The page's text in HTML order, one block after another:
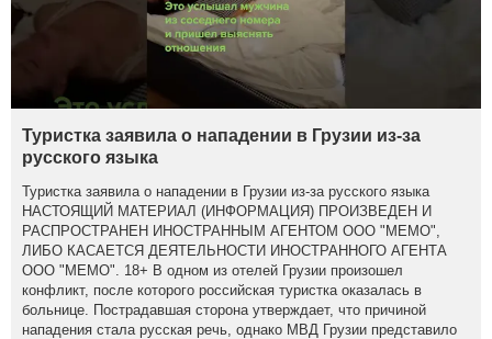
Туристка заявила о нападении в Грузии из-за
русского языка
Туристка заявила о нападении в Грузии из-за русского языка
НАСТОЯЩИЙ МАТЕРИАЛ (ИНФОРМАЦИЯ) ПРОИЗВЕДЕН И
РАСПРОСТРАНЕН ИНОСТРАННЫМ АГЕНТОМ ООО "МЕМО",
ЛИБО КАСАЕТСЯ ДЕЯТЕЛЬНОСТИ ИНОСТРАННОГО АГЕНТА
ООО "МЕМО". 18+ В одном из отелей Грузии произошел
конфликт, после которого российская туристка оказалась в
больнице. Пострадавшая сторона утверждает, что причиной
нападения стала русская речь, однако МВД Грузии представило